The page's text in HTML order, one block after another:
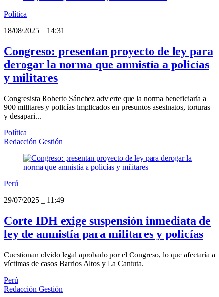
Política
18/08/2025
14:31
Congreso: presentan proyecto de ley para
derogar la norma que amnistía a policías
y militares
Congresista Roberto Sánchez advierte que la norma beneficiaría a
900 militares y policías implicados en presuntos asesinatos, torturas
y desapari...
Política
Redacción Gestión
Perú
29/07/2025
11:49
Corte IDH exige suspensión inmediata de
ley de amnistía para militares y policías
Cuestionan olvido legal aprobado por el Congreso, lo que afectaría a
víctimas de casos Barrios Altos y La Cantuta.
Perú
Redacción Gestión